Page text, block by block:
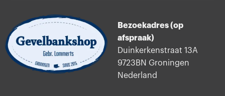
Bezoekadres (op
afspraak)
Duinkerkenstraat 13A
9723BN Groningen
Nederland